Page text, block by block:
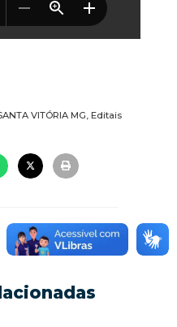
VITÓRIA MG Editais